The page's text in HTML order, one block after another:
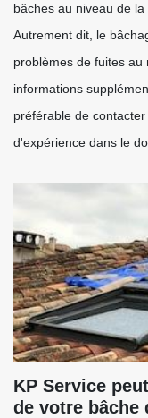
bâches au niveau de
Autrement dit, le
problèmes de fuites au
informations
préférable de
d'expérience dans le
KP Service
de votre bâche